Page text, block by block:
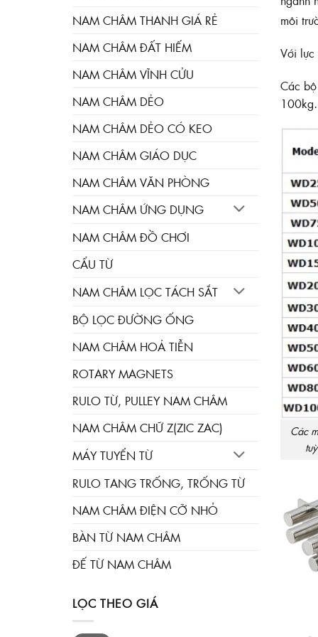
NAM CHÂM THANH GIÁ RẺ
NAM CHÂM ĐẤT HIẾM
NAM CHÂM VĨNH CỬU
NAM CHÂM DẺO
NAM CHÂM DẺO CÓ KEO
NAM CHÂM GIÁO DỤC
NAM CHÂM VĂN PHÒNG
NAM CHÂM ỨNG DỤNG
NAM CHÂM ĐỒ CHƠI
CẨU TỪ
NAM CHÂM LỌC TÁCH SẮT
BỘ LỌC ĐƯỜNG ỐNG
NAM CHÂM HOẢ TIỄN
ROTARY MAGNETS
RULO TỪ, PULLEY NAM CHÂM
NAM CHÂM CHỮ Z(ZIC ZAC)
MÁY TUYỂN TỪ
RULO TANG TRỐNG, TRỐNG TỪ
NAM CHÂM ĐIỆN CỠ NHỎ
BÀN TỪ NAM CHÂM
ĐẾ TỪ NAM CHÂM
LỌC THEO GIÁ
môi
Với lực
Các
Các